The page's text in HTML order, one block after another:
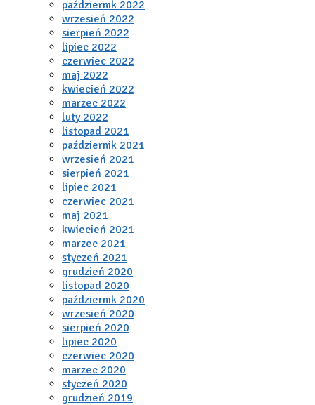
październik 2022
wrzesień 2022
sierpień 2022
lipiec 2022
czerwiec 2022
maj 2022
kwiecień 2022
marzec 2022
luty 2022
listopad 2021
październik 2021
wrzesień 2021
sierpień 2021
lipiec 2021
czerwiec 2021
maj 2021
kwiecień 2021
marzec 2021
styczeń 2021
grudzień 2020
listopad 2020
październik 2020
wrzesień 2020
sierpień 2020
lipiec 2020
czerwiec 2020
marzec 2020
styczeń 2020
grudzień 2019